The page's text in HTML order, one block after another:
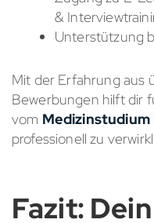
&
Unterstützung
Mit der Erfahrung aus
Bewerbungen hilft dir
vom Medizinstudium
professionell zu
Fazit: